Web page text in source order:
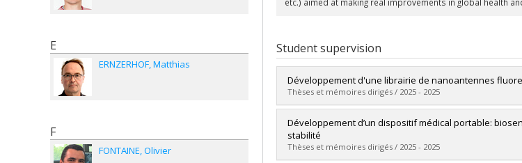
Student supervision
Développement d'une librairie de nanoantennes
Thèses et mémoires dirigés / 2025 - 2025
Graduate :Morville, Ly-Ann
Cycle :Master's
Grade :M. Sc.
Lien vers le document dans Papyrus
Développement d’un dispositif médical portable:
stabilité
Thèses et mémoires dirigés / 2025 - 2025
E
ERNZERHOF Matthias
F
FONTAINE Olivier